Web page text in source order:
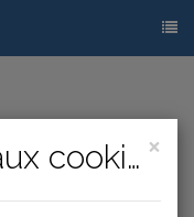
×
Politique relative aux cookies